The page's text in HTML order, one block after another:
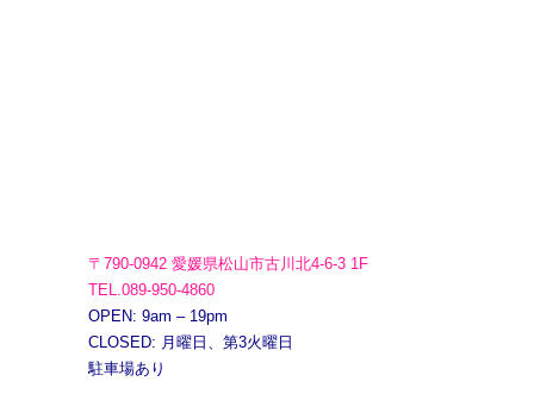
〒790-0942 愛媛県松山市古川北4-6-3 1F
TEL.089-950-4860
OPEN: 9am – 19pm
CLOSED: 月曜日、第3火曜日
駐車場あり